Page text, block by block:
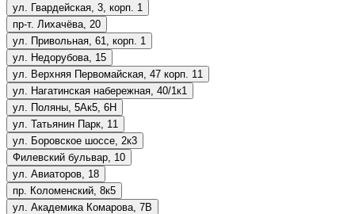
ул. Гвардейская, 3, корп. 1
пр-т. Лихачёва, 20
ул. Привольная, 61, корп. 1
ул. Недорубова, 15
ул. Верхняя Первомайская, 47 корп. 11
ул. Нагатинская набережная, 40/1к1
ул. Поляны, 5Ак5, 6Н
ул. Татьянин Парк, 11
ул. Боровское шоссе, 2к3
Филевский бульвар, 10
ул. Авиаторов, 18
пр. Коломенский, 8к5
ул. Академика Комарова, 7В